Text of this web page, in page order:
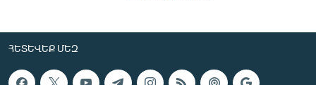
ՀԵՏԵՎԵՔ ՄԵԶ